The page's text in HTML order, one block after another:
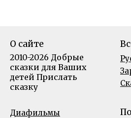
О сайте
2010-2026 Добрые
сказки для Ваших
детей Прислать
сказку
Диафильмы